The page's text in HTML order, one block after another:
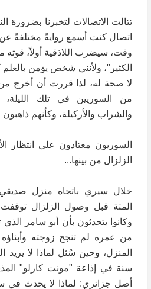
تتالت الاتصالات لتخبرنا
اتصال كنت أسمع روايةً مختلفةً
وقت، سيضرب اللاذقية أولاً،
الكثير"، ولأنني شخص يؤمن
لا صحة له، لذا قررت أن أخرج من
من السوريين في تلك الليلة،
والشراب والأركيلة، وكأنهم
السوريون معتادون على انتظار
الزلزال من بينها...
خلال سيري باتجاه منزل
المتة قبل وصول الزلزال
وكانوا يتحدثون بأن أبو سامر
من عمره لم تنجح زوجته
المنزل، وحين سُئل لماذا لا
سنة في إذاعة "مونت كارلو"
أصل جزائري: لماذا لا يحدث في